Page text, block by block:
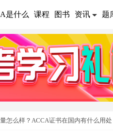
是什么 课程 图书 资讯 题
怎么样？ACCA证书在国内有什么用处